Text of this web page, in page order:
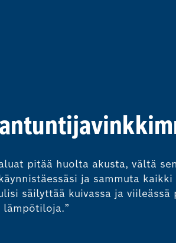
pitää huolta akusta, vältä
ja sammuta
säilyttää kuivassa ja viileässä